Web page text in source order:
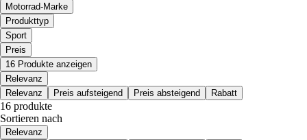
Motorrad-Marke
Produkttyp
Sport
Preis
16 Produkte anzeigen
Relevanz
Relevanz
Preis aufsteigend Preis absteigend Rabatt
16 produkte
Sortieren nach
Relevanz